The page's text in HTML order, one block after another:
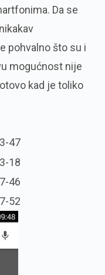
Da se
pohvalno što su i
mogućnost nije
kad je toliko